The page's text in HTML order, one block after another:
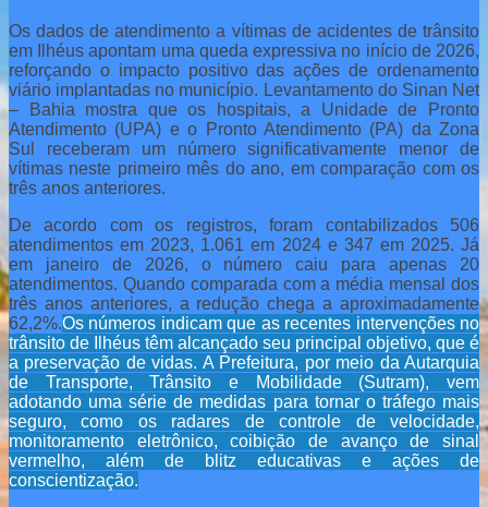
Os dados de atendimento a vítimas de acidentes de trânsito
em Ilhéus apontam uma queda expressiva no início de 2026,
reforçando o impacto positivo das ações de ordenamento
viário implantadas no município. Levantamento do Sinan Net
– Bahia mostra que os hospitais, a Unidade de Pronto
Atendimento (UPA) e o Pronto Atendimento (PA) da Zona
Sul receberam um número significativamente menor de
vítimas neste primeiro mês do ano, em comparação com os
três anos anteriores.
De acordo com os registros, foram contabilizados 506
atendimentos em 2023, 1.061 em 2024 e 347 em 2025. Já
em janeiro de 2026, o número caiu para apenas 20
atendimentos. Quando comparada com a média mensal dos
três anos anteriores, a redução chega a aproximadamente
62,2%.Os números indicam que as recentes intervenções no
trânsito de Ilhéus têm alcançado seu principal objetivo, que é
a preservação de vidas. A Prefeitura, por meio da Autarquia
de Transporte, Trânsito e Mobilidade (Sutram), vem
adotando uma série de medidas para tornar o tráfego mais
seguro, como os radares de controle de velocidade,
monitoramento eletrônico, coibição de avanço de sinal
vermelho, além de blitz educativas e ações de
conscientização.